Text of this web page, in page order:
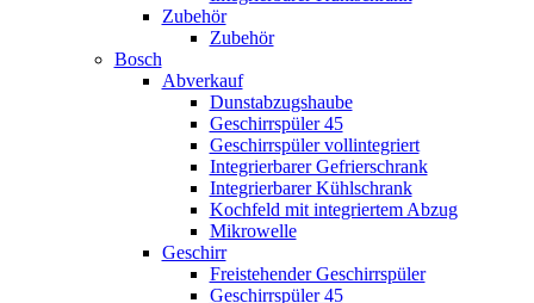
Zubehör
Zubehör
Bosch
Abverkauf
Dunstabzugshaube
Geschirrspüler 45
Geschirrspüler vollintegriert
Integrierbarer Gefrierschrank
Integrierbarer Kühlschrank
Kochfeld mit integriertem Abzug
Mikrowelle
Geschirr
Freistehender Geschirrspüler
Geschirrspüler 45